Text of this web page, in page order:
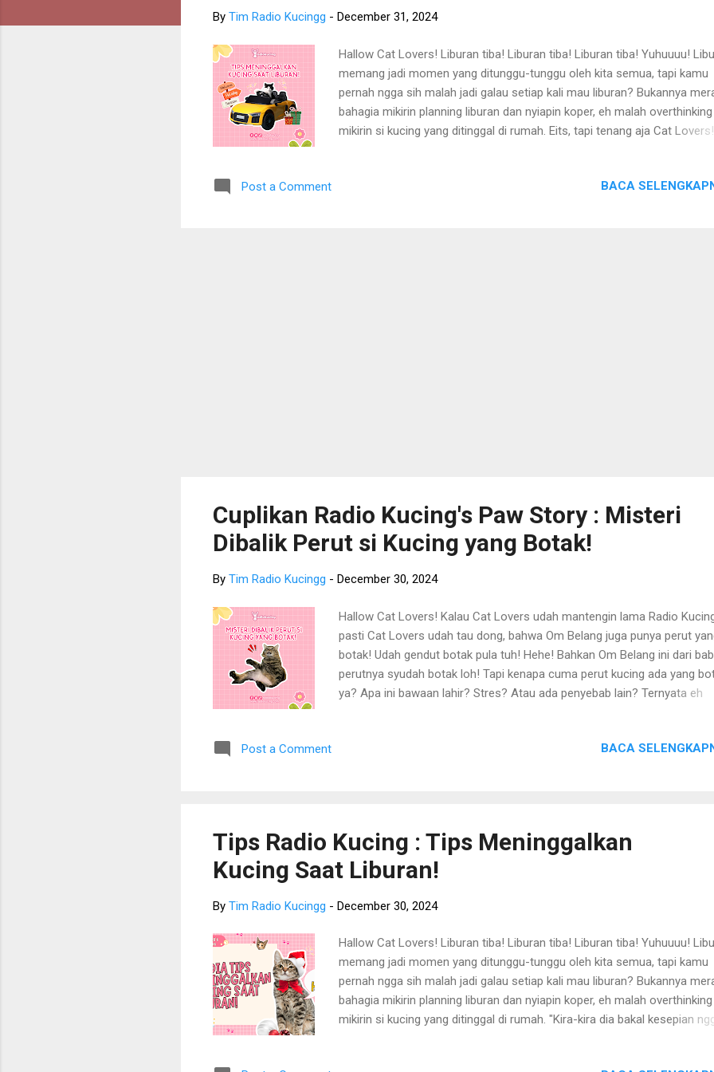
By Tim Radio Kucingg - December 31, 2024
Hallow Cat Lovers! Liburan tiba! Liburan tiba! Liburan tiba! Yuhuuuu!
memang jadi momen yang ditunggu-tunggu oleh kita semua, tapi kamu
pernah ngga sih malah jadi galau setiap kali mau liburan? Bukannya
bahagia mikirin planning liburan dan nyiapin koper, eh malah overthinking
mikirin si kucing yang ditinggal di rumah. Eits, tapi tenang aja Cat Lovers!
tetap nyaman di rumah! So, tanpa berlama-lama, ini dia tips-tips praktis
Post a Comment BACA
Cuplikan Radio Kucing's Paw Story : Misteri
Dibalik Perut si Kucing yang Botak!
By Tim Radio Kucingg - December 30, 2024
Hallow Cat Lovers! Kalau Cat Lovers udah mantengin lama Radio
pasti Cat Lovers udah tau dong, bahwa Om Belang juga punya perut
botak! Udah gendut botak pula tuh! Hehe! Bahkan Om Belang ini dari
perutnya syudah botak loh! Tapi kenapa cuma perut kucing ada yang
ya? Apa ini bawaan lahir? Stres? Atau ada penyebab lain? Ternyata eh
Kucing’s Paw Stories! Buat kamu yang penasaran dengan video
pengalaman pribadi Tim Radio Kucing. Sincerly, Tim Radio Kucing. NB :
yang akan mengambil/mengutip/copy paste/copas postingan/tulisan dari
Post a Comment BACA
Tips Radio Kucing : Tips Meninggalkan
Kucing Saat Liburan!
By Tim Radio Kucingg - December 30, 2024
Hallow Cat Lovers! Liburan tiba! Liburan tiba! Liburan tiba! Yuhuuuu!
memang jadi momen yang ditunggu-tunggu oleh kita semua, tapi kamu
pernah ngga sih malah jadi galau setiap kali mau liburan? Bukannya
bahagia mikirin planning liburan dan nyiapin koper, eh malah overthinking
mikirin si kucing yang ditinggal di rumah. "Kira-kira dia bakal kesepian